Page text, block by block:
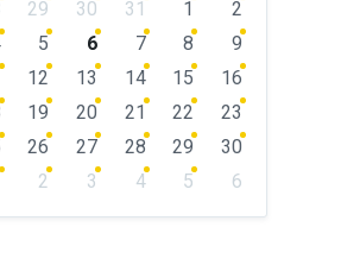
29 30 31 1
2
5 6 7 8
9
12 13 14 15
16
19 20 21 22
23
26 27 28 29
30
2 3 4 5
6